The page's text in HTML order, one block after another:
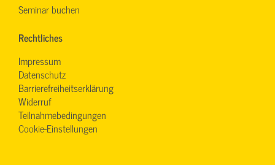
Seminar buchen
Rechtliches
Impressum
Datenschutz
Barrierefreiheitserklärung
Widerruf
Teilnahmebedingungen
Cookie-Einstellungen